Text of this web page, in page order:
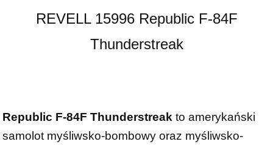
REVELL 15996 Republic F-84F
Thunderstreak
Republic F-84F Thunderstreak to amerykański
samolot myśliwsko-bombowy oraz myśliwsko-